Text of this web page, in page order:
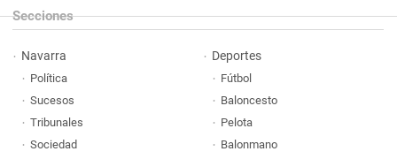
Secciones
Navarra
Política
Sucesos
Tribunales
Sociedad
Deportes
Fútbol
Baloncesto
Pelota
Balonmano